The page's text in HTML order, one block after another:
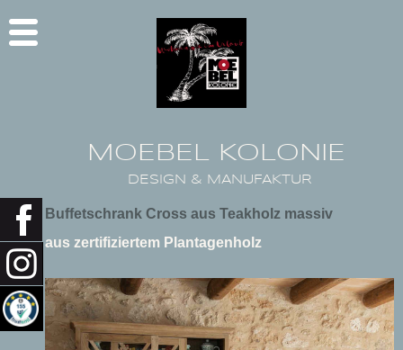
MOEBEL KOLONIE
DESIGN & MANUFAKTUR
Buffetschrank Cross aus Teakholz massiv
aus zertifiziertem Plantagenholz